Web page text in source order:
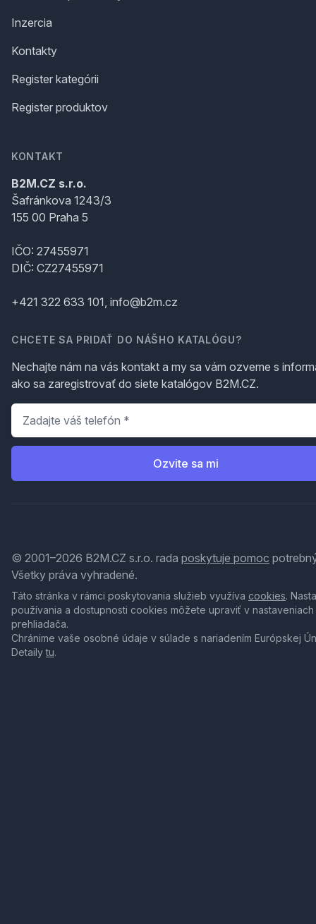
Inzercia
Kontakty
Register kategórii
Register produktov
KONTAKT
B2M.CZ s.r.o.
Šafránkova 1243/3
155 00 Praha 5
IČO: 27455971
DIČ: CZ27455971
+421 322 633 101, info@b2m.cz
CHCETE SA PRIDAŤ DO NÁŠHO KATALÓGU?
Nechajte nám na vás kontakt a my sa vám ozveme s
ako sa zaregistrovať do siete katalógov B2M.CZ.
Telefón
Ozvite sa mi
© 2001–2026 B2M.CZ s.r.o. rada poskytuje pomoc
Všetky práva vyhradené.
Táto stránka v rámci poskytovania služieb využíva cookies.
používania a dostupnosti cookies môžete upraviť v nastaveniach
prehliadača.
Chránime vaše osobné údaje v súlade s nariadením Európskej
Detailytu.